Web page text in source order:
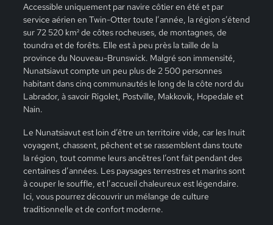
Accessible uniquement par navire côtier en été et par
service aérien en Twin-Otter toute l’année, la région s’étend
sur 72 520 km² de côtes rocheuses, de montagnes, de
toundra et de forêts. Elle est à peu près la taille de la
province du Nouveau-Brunswick. Malgré son immensité,
Nunatsiavut compte un peu plus de 2 500 personnes
habitant dans cinq communautés le long de la côte nord du
Labrador, à savoir Rigolet, Postville, Makkovik, Hopedale et
Nain.
Le Nunatsiavut est loin d’être un territoire vide, car les Inuit
voyagent, chassent, pêchent et se rassemblent dans toute
la région, tout comme leurs ancêtres l’ont fait pendant des
centaines d’années. Les paysages terrestres et marins sont
à couper le souffle, et l’accueil chaleureux est légendaire.
Ici, vous pourrez découvrir un mélange de culture
traditionnelle et de confort moderne.